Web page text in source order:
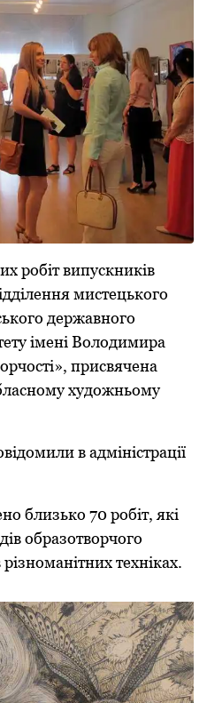
робіт випускників
мистецького
державного
імені Володимира
присвячена
художньому
в адміністрації
близько 70 робіт, які
образотворчого
техніках.